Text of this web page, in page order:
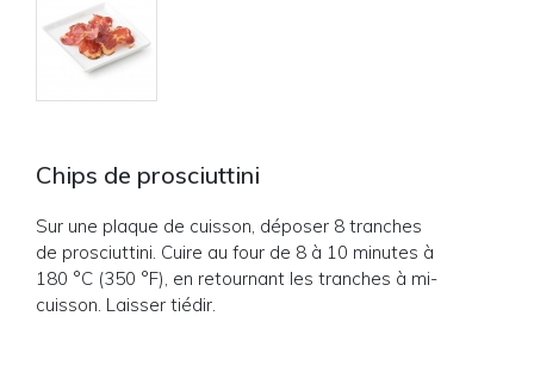
Chips de prosciuttini
Sur une plaque de cuisson, déposer 8 tranches
de prosciuttini. Cuire au four de 8 à 10 minutes à
180 °C (350 °F), en retournant les tranches à mi-
cuisson. Laisser tiédir.